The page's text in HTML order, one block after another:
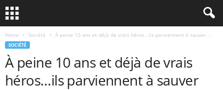
Home Société À peine 10 ans et déjà de vrais héros…ils parviennent à sauver...
SOCIÉTÉ
À peine 10 ans et déjà de vrais
héros…ils parviennent à sauver